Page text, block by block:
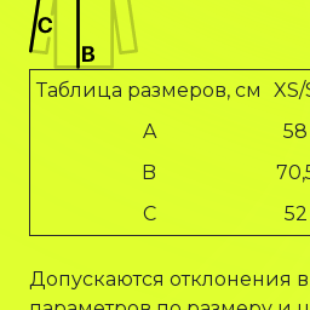
Таблица размеров, см XS/
A
58
B
C
52
Допускаются отклонения в